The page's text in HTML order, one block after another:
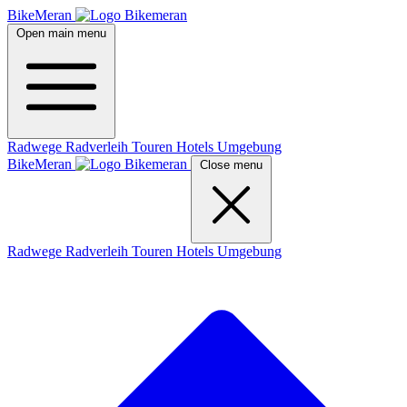
BikeMeran
Open main menu
Radwege Radverleih Touren Hotels Umgebung
BikeMeran
Close menu
Radwege Radverleih Touren Hotels Umgebung